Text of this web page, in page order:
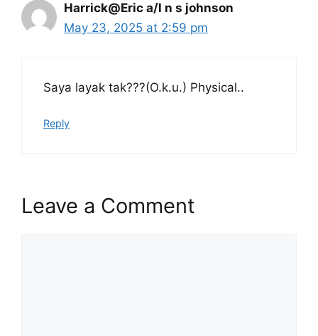
Harrick@Eric a/l n s johnson
May 23, 2025 at 2:59 pm
Saya layak tak???(O.k.u.) Physical..
Reply
Leave a Comment